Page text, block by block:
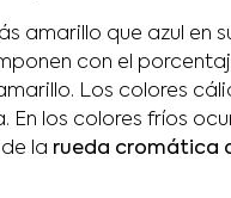
amarillo que azul en
con el
Los colores
los colores fríos
la rueda cromática